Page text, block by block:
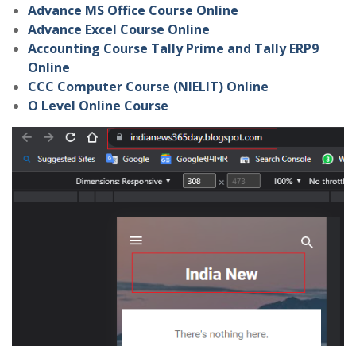
Advance MS Office Course Online
Advance Excel Course Online
Accounting Course Tally Prime and Tally ERP9
Online
CCC Computer Course (NIELIT) Online
O Level Online Course